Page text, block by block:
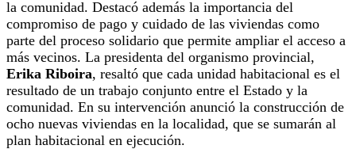
la comunidad. Destacó además la importancia del
compromiso de pago y cuidado de las viviendas como
parte del proceso solidario que permite ampliar el acceso a
más vecinos. La presidenta del organismo provincial,
Erika Riboira, resaltó que cada unidad habitacional es el
resultado de un trabajo conjunto entre el Estado y la
comunidad. En su intervención anunció la construcción de
ocho nuevas viviendas en la localidad, que se sumarán al
plan habitacional en ejecución.